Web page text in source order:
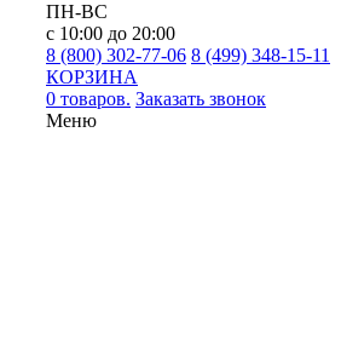
ПН-ВС
с 10:00 до 20:00
8 (800) 302-77-06 8 (499) 348-15-11
КОРЗИНА
0 товаров. Заказать звонок
Меню